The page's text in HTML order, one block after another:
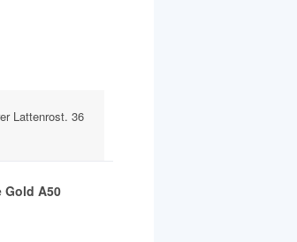
Lattenrost. 36
Gold A50